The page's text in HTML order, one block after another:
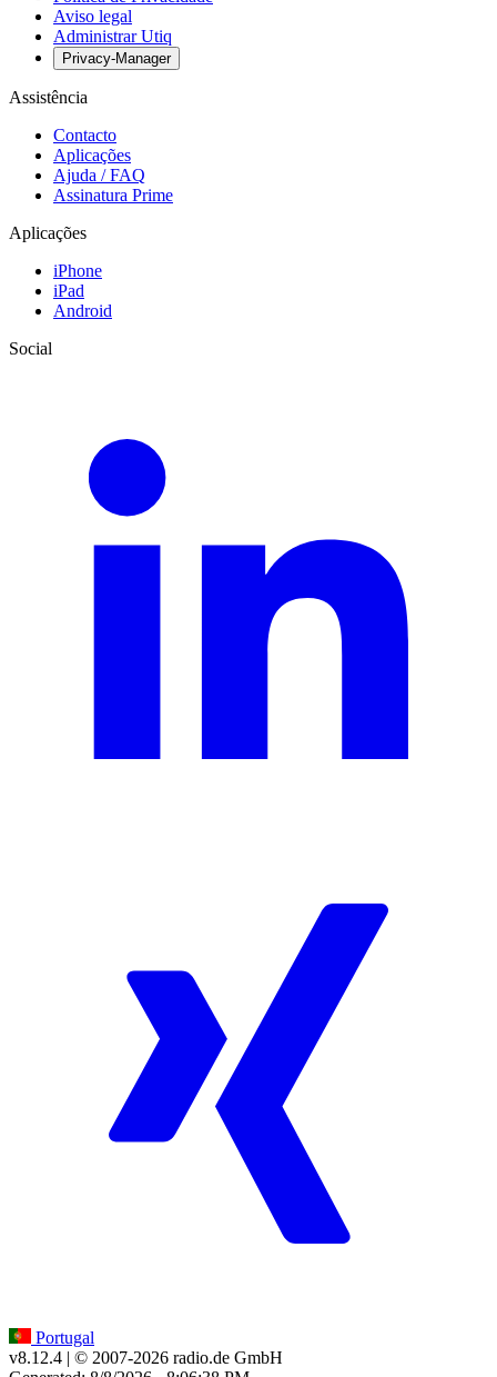
Aviso legal
Administrar Utiq
Privacy-Manager
Assistência
Contacto
Aplicações
Ajuda / FAQ
Assinatura Prime
Aplicações
iPhone
iPad
Android
Social
Portugal
v8.12.4 | © 2007-2026 radio.de GmbH